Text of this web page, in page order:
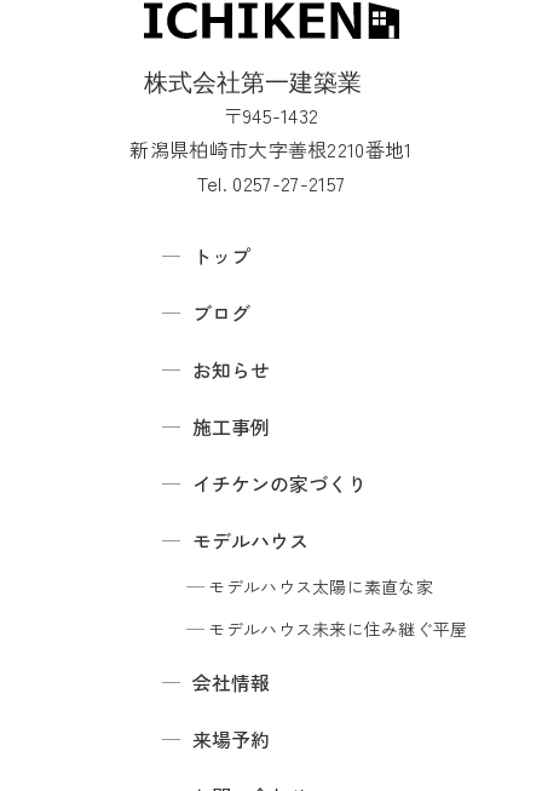
〒945-1432
新潟県柏崎市大字善根2210番地1
Tel. 0257-27-2157
トップ
ブログ
お知らせ
施工事例
イチケンの家づくり
モデルハウス
モデルハウス太陽に素直な家
モデルハウス未来に住み継ぐ平屋
会社情報
来場予約